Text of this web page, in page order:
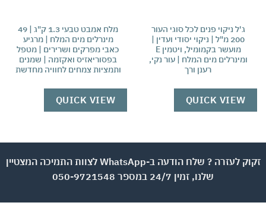
ג'ל ניקוי פנים לכל סוגי העור
200 מ"ל | ניקוי יסודי ועדין |
מועשר בקמומיל, ויטמין E
ומינרלים מים המלח | עור נקי,
רענן ורך
QUICK VIEW
מלח אמבט טבעי 1.3 ק"ג | 49
מינרלים מים המלח | מרגיע
כאבי מפרקים ושרירים | מטפל
בפסוריאזיס ואקזמה | שמנים
ותמציות צמחים לחוויה מחדשת
QUICK VIEW
זקוק לעזרה ? שלח הודעה ב-WhatsApp לצוות התמיכה המצטיין
שלנו, זמין 24/7 במספר 050-9721548